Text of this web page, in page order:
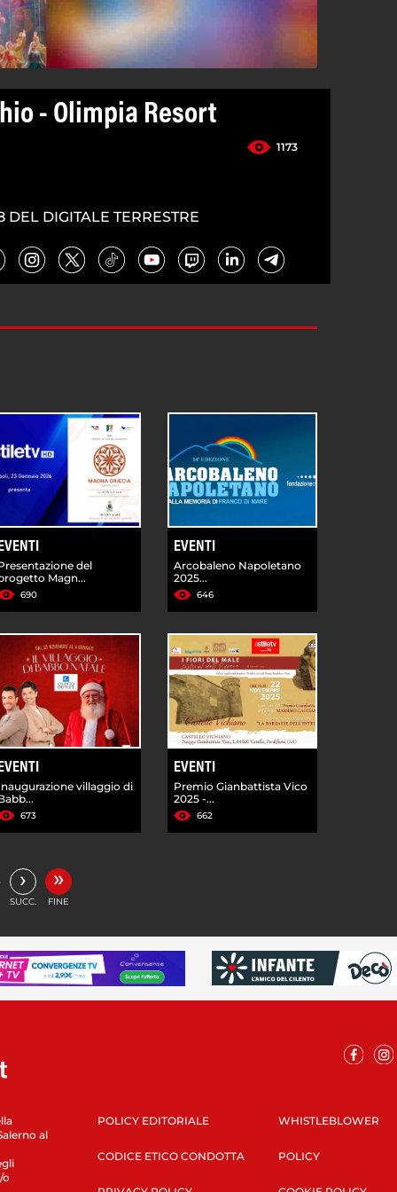
- Olimpia Resort
1173
DIGITALE TERRESTRE
del
Magn...
690
EVENTI
Arcobaleno Napoletano
2025...
646
villaggio di
673
EVENTI
Premio Gianbattista Vico
2025 -...
662
›
SUCC.
»
FINE
al
o
POLICY EDITORIALE
CODICE ETICO CONDOTTA
WHISTLEBLOWER
POLICY